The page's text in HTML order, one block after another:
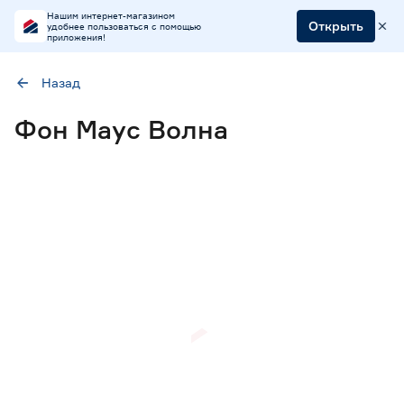
Нашим интернет-магазином
удобнее пользоваться с помощью
приложения!
Открыть
Назад
Фон Маус Волна
Ростовское шоссе, 28/7